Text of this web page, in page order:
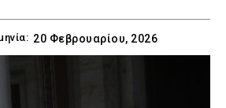
20 Φεβρουαρίου, 2026